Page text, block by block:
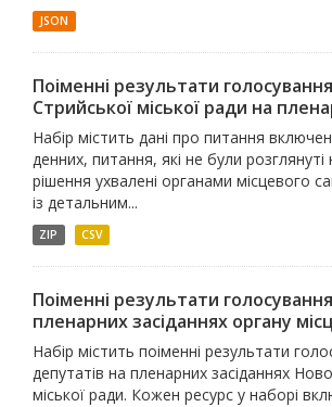
JSON
Поіменні результати
Стрийської міської ради на
Набір містить дані про питання
денних, питання, які не були розглянуті
рішення ухвалені органами місцевого
із детальним...
ZIP CSV
Поіменні результати
пленарних засіданнях органу
Набір містить поіменні результати
депутатів на пленарних засіданнях
міської ради. Кожен ресурс у наборі